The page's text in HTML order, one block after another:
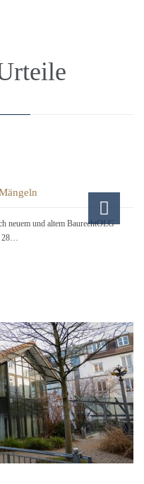
neuem und altem BaurechtOLG
28…